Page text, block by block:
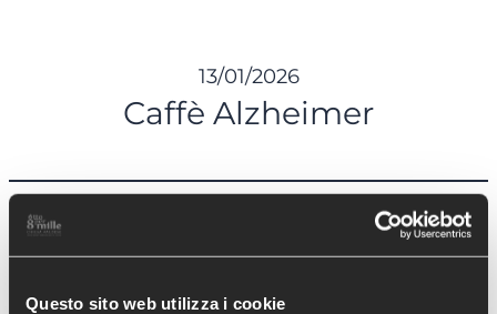
Questo sito web utilizza i cookie
13/01/2026
Caffè Alzheimer
camper per i